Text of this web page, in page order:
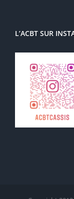
L’ACBT SUR